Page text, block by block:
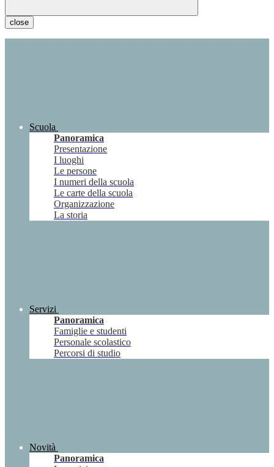
close
Scuola
Panoramica
Presentazione
I luoghi
Le persone
I numeri della scuola
Le carte della scuola
Organizzazione
La storia
Servizi
Panoramica
Famiglie e studenti
Personale scolastico
Percorsi di studio
Novità
Panoramica